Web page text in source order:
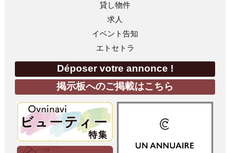
貸し物件
求人
イベント告知
エトセトラ
Déposer votre annonce !
掲示板へのご掲載はこちら